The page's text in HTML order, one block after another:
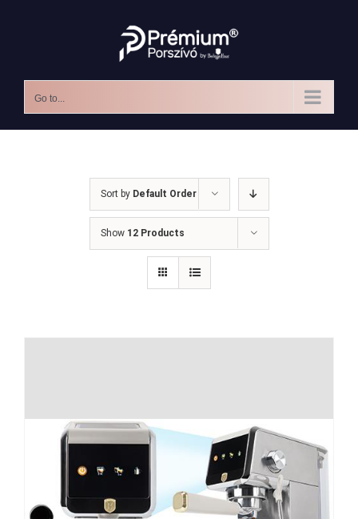
Go to...
Sort by Default Order
Show 12 Products